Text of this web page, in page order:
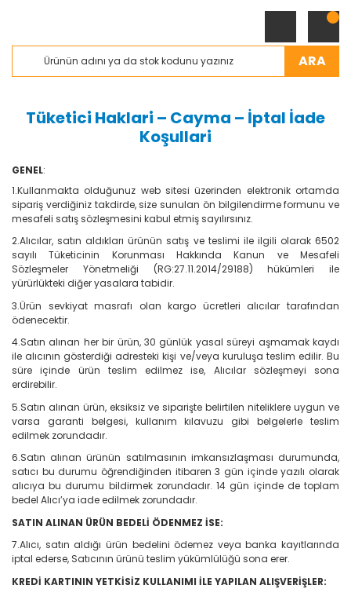
ARA
Tüketici Haklari – Cayma – İptal İade
Koşullari
GENEL:
1.Kullanmakta olduğunuz web sitesi üzerinden elektronik ortamda
sipariş verdiğiniz takdirde, size sunulan ön bilgilendirme formunu ve
mesafeli satış sözleşmesini kabul etmiş sayılırsınız.
2.Alıcılar, satın aldıkları ürünün satış ve teslimi ile ilgili olarak 6502
sayılı Tüketicinin Korunması Hakkında Kanun ve Mesafeli
Sözleşmeler Yönetmeliği (RG:27.11.2014/29188) hükümleri ile
yürürlükteki diğer yasalara tabidir.
3.Ürün sevkiyat masrafı olan kargo ücretleri alıcılar tarafından
ödenecektir.
4.Satın alınan her bir ürün, 30 günlük yasal süreyi aşmamak kaydı
ile alıcının gösterdiği adresteki kişi ve/veya kuruluşa teslim edilir. Bu
süre içinde ürün teslim edilmez ise, Alıcılar sözleşmeyi sona
erdirebilir.
5.Satın alınan ürün, eksiksiz ve siparişte belirtilen niteliklere uygun ve
varsa garanti belgesi, kullanım kılavuzu gibi belgelerle teslim
edilmek zorundadır.
6.Satın alınan ürünün satılmasının imkansızlaşması durumunda,
satıcı bu durumu öğrendiğinden itibaren 3 gün içinde yazılı olarak
alıcıya bu durumu bildirmek zorundadır. 14 gün içinde de toplam
bedel Alıcı’ya iade edilmek zorundadır.
SATIN ALINAN ÜRÜN BEDELİ ÖDENMEZ İSE:
7.Alıcı, satın aldığı ürün bedelini ödemez veya banka kayıtlarında
iptal ederse, Satıcının ürünü teslim yükümlülüğü sona erer.
KREDİ KARTININ YETKİSİZ KULLANIMI İLE YAPILAN ALIŞVERİŞLER: